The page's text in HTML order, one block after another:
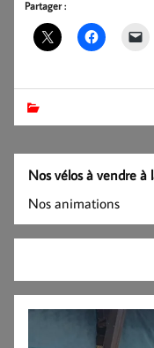
Partager :
Nos vélos à vendre à
Nos animations